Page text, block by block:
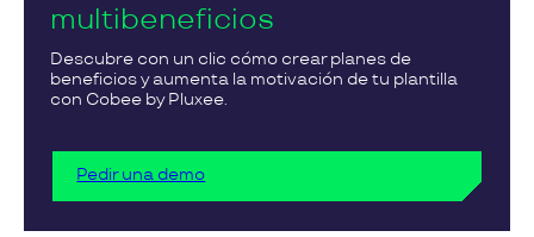
multibeneficios
Descubre con un clic cómo crear planes de
beneficios y aumenta la motivación de tu plantilla
con Cobee by Pluxee.
Pedir una demo